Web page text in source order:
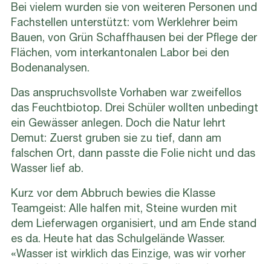
Bei vielem wurden sie von weiteren Personen und
Fachstellen unterstützt: vom Werklehrer beim
Bauen, von Grün Schaffhausen bei der Pflege der
Flächen, vom interkantonalen Labor bei den
Bodenanalysen.
Das anspruchsvollste Vorhaben war zweifellos
das Feuchtbiotop. Drei Schüler wollten unbedingt
ein Gewässer anlegen. Doch die Natur lehrt
Demut: Zuerst gruben sie zu tief, dann am
falschen Ort, dann passte die Folie nicht und das
Wasser lief ab.
Kurz vor dem Abbruch bewies die Klasse
Teamgeist: Alle halfen mit, Steine wurden mit
dem Lieferwagen organisiert, und am Ende stand
es da. Heute hat das Schulgelände Wasser.
«Wasser ist wirklich das Einzige, was wir vorher